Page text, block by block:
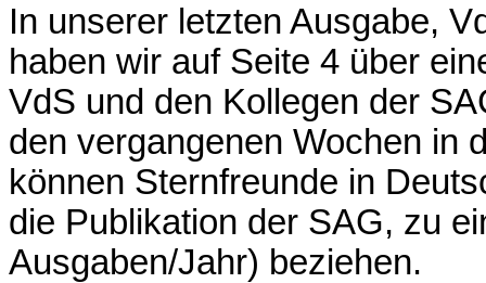
In unserer letzten Ausgabe,
haben wir auf Seite 4 über
VdS und den Kollegen der
den vergangenen Wochen in
können Sternfreunde in
die Publikation der SAG, zu
Ausgaben/Jahr) beziehen.